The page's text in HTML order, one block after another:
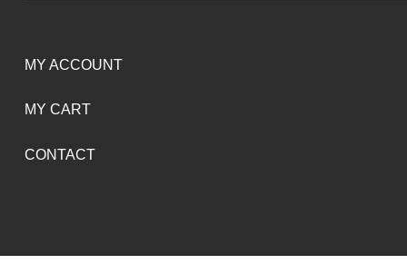
MY ACCOUNT
MY CART
CONTACT